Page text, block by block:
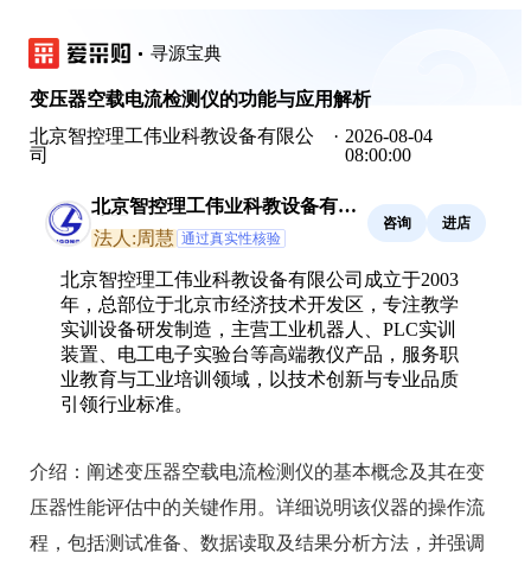
寻源宝典
变压器空载电流检测仪的功能与应用解析
北京智控理工伟业科教设备有限公
司
· 2026-08-04
08:00:00
北京智控理工伟业科教设备有限
公司
法人:周慧 通过真实性核验
咨询 进店
北京智控理工伟业科教设备有限公司成立于2003
年，总部位于北京市经济技术开发区，专注教学
实训设备研发制造，主营工业机器人、PLC实训
装置、电工电子实验台等高端教仪产品，服务职
业教育与工业培训领域，以技术创新与专业品质
引领行业标准。
介绍： 阐述变压器空载电流检测仪的基本概念及其在变
压器性能评估中的关键作用。详细说明该仪器的操作流
程，包括测试准备、数据读取及结果分析方法，并强调